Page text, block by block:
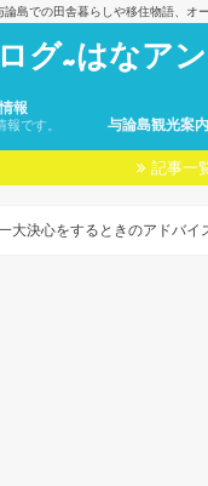
論島での田舎暮らしや移住物語、オ
グ~はなア
報
です。 与論島観光案内
記事一
大決心をするときのアドバイ